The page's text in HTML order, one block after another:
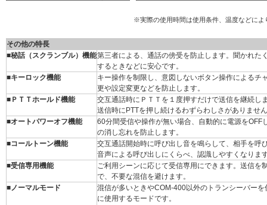
※実際の使用時間は使用条件、温度などによ
その他の特長
■秘話（スクランブル）機能第三者による、通話の傍受を防止します。聞かれた
するときなどに安心です。
■キーロック機能
キー操作を制限し、意図しないボタン操作によるチ
更や設定変更などを防止します。
■ＰＴＴホールド機能
交互通話時にＰＴＴを１度押すだけで送信を継続し
送信時にPTTを押し続けるわずらわしさがありませ
■オートパワーオフ機能
60分間受信や操作が無い場合、自動的に電源をOFF
の消し忘れを防止します。
■コールトーン機能
交互通話開始時に呼び出し音を鳴らして、相手を呼
音声による呼び出しにくらべ、認識しやすくなりま
■受信専用機能
ご利用シーンに応じて受信専用にできます。送信を
で、不要な混信を避けます。
■ノーマルモード
混信が多いときやCOM-400以外のトランシーバーを
に使用するモードです。